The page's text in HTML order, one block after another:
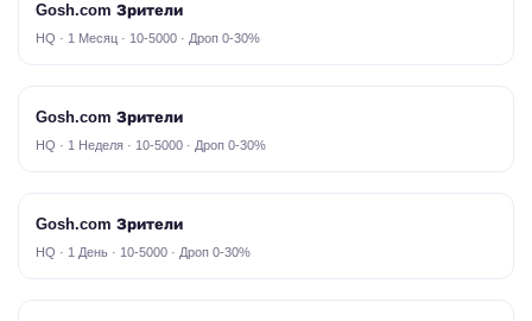
Gosh.com Зрители
HQ · 1 Месяц · 10-5000 · Дроп 0-30%
Gosh.com Зрители
HQ · 1 Неделя · 10-5000 · Дроп 0-30%
Gosh.com Зрители
HQ · 1 День · 10-5000 · Дроп 0-30%